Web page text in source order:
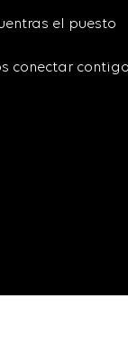
el puesto
conectar